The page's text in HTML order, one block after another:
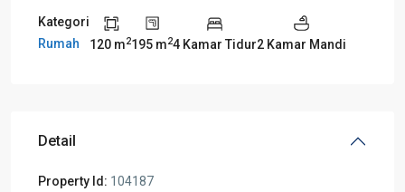
Kategori
Rumah
120 m2195 m24 Kamar Tidur2 Kamar Mandi
Detail
Property Id: 104187